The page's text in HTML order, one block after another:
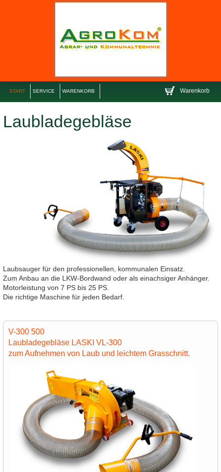
START SERVICE WARENKORB Warenkorb
Laubladegebläse
Laubsauger für den professionellen, kommunalen Einsatz.
Zum Anbau an die LKW-Bordwand oder als einachsiger Anhänger.
Motorleistung von 7 PS bis 25 PS.
Die richtige Maschine für jeden Bedarf.
V-300 500
Laubladegebläse LASKI VL-300
zum Aufnehmen von Laub und leichtem Grasschnitt.